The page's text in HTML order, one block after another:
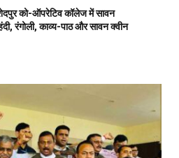
को-ऑपरेटिव कॉलेज में सावन
रंगोली, काव्य-पाठ और सावन क्वीन